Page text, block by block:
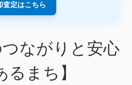
査定はこちら
ながりと安心
るまち】